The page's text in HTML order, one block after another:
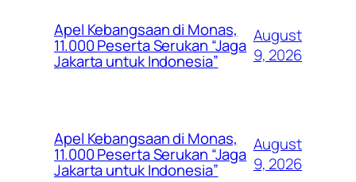
Apel Kebangsaan di Monas,
11.000 Peserta Serukan “Jaga
Jakarta untuk Indonesia”
August
9, 2026
Apel Kebangsaan di Monas,
11.000 Peserta Serukan “Jaga
Jakarta untuk Indonesia”
August
9, 2026